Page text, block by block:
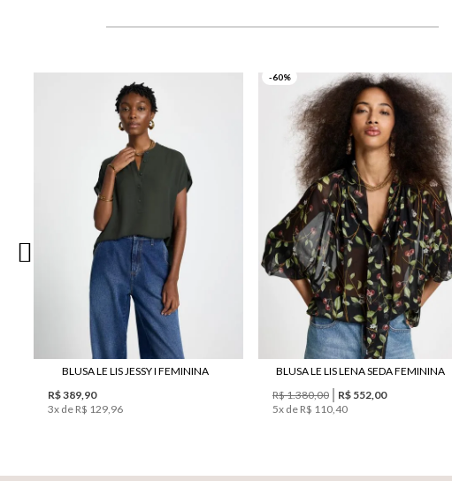
BLUSA LE LIS JESSY I FEMININA
R$ 389,90
3x de R$ 129,96
-60%
BLUSA LE LIS LENA SEDA FEMININA
R$ 1.380,00
R$ 552,00
5x de R$ 110,40